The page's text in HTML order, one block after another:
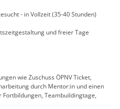
- in Vollzeit (35-40 Stunden)
und freier Tage
wie Zuschuss ÖPNV Ticket,
durch Mentor:in und einen
Teambuildingtage,